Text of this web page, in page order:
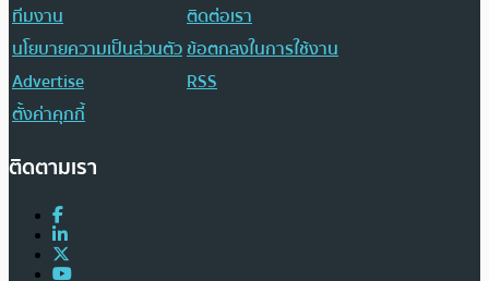
ทีมงาน
ติดต่อเรา
นโยบายความเป็นส่วนตัวข้อตกลงในการใช้งาน
Advertise
RSS
ตั้งค่าคุกกี้
ติดตามเรา